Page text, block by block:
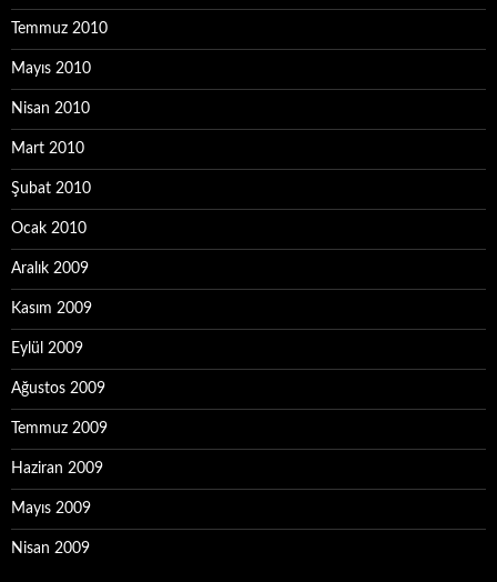
Temmuz 2010
Mayıs 2010
Nisan 2010
Mart 2010
Şubat 2010
Ocak 2010
Aralık 2009
Kasım 2009
Eylül 2009
Ağustos 2009
Temmuz 2009
Haziran 2009
Mayıs 2009
Nisan 2009